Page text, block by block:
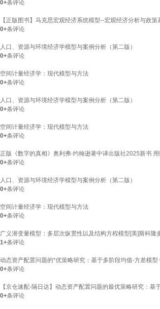
0+条评论
【正版图书】马克思宏观经济系统模型--宏观经济分析与政
0+条评论
人口、资源与环境经济学模型与案例分析（第二版）
0+条评论
空间计量经济学：现代模型与方法
0+条评论
人口、资源与环境经济学模型与案例分析（第二版）
0+条评论
空间计量经济学：现代模型与方法
0+条评论
正版《数字的真相》奥利弗·约翰逊著中译出版社2025新书
0+条评论
人口、资源与环境经济学模型与案例分析（第二版）
0+条评论
空间计量经济学：现代模型与方法
0+条评论
广义潜变量模型：多层次纵贯性以及结构方程模型[美]斯科
1+条评论
动态资产配置问题的*优策略研究：基于多阶段均值-方差模
0+条评论
【京仓速配-隔日达】动态资产配置问题的最优策略研究：
0+条评论